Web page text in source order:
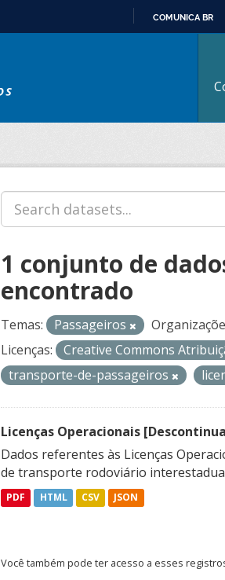
COMUNICA BR
1 conjunto de
encontrado
Temas: Passageiros
Licenças:
Creative Commons
transporte-de-passageiros
Licenças Operacionais
Dados referentes às Licenças
de transporte rodoviário
PDF HTML CSV JSON
Você também pode ter acesso a esses